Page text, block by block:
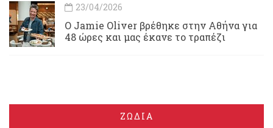
23/04/2026
Ο Jamie Oliver βρέθηκε στην Αθήνα για
48 ώρες και μας έκανε το τραπέζι
ΖΩΔΙΑ